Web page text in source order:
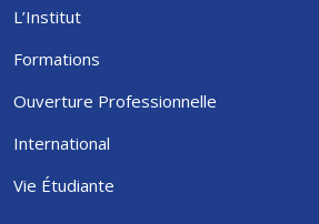
L’Institut
Formations
Ouverture Professionnelle
International
Vie Étudiante